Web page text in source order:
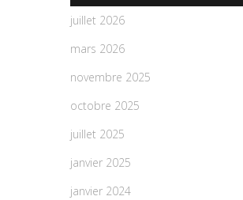
juillet 2026
mars 2026
novembre 2025
octobre 2025
juillet 2025
janvier 2025
janvier 2024